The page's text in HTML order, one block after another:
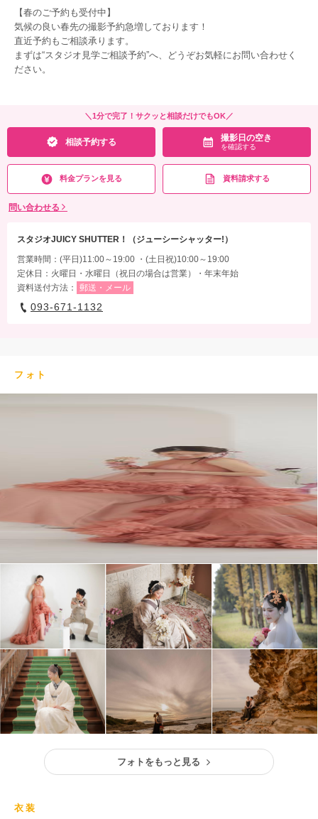
【春のご予約も受付中】
気候の良い春先の撮影予約急増しております！
直近予約もご相談承ります。
まずは“スタジオ見学ご相談予約”へ、どうぞお気軽にお問い合わせく
ださい。
＼1分で完了！サクッと相談だけでもOK／
相談予約する 撮影日の空き
を確認する
料金プランを見る 資料請求する
問い合わせる
スタジオJUICY SHUTTER！（ジューシーシャッター!）
営業時間：(平日)11:00～19:00 ・(土日祝)10:00～19:00
定休日：火曜日・水曜日（祝日の場合は営業）・年末年始
資料送付方法：
郵送・メール
093-671-1132
フォト
フォトをもっと見る
衣装